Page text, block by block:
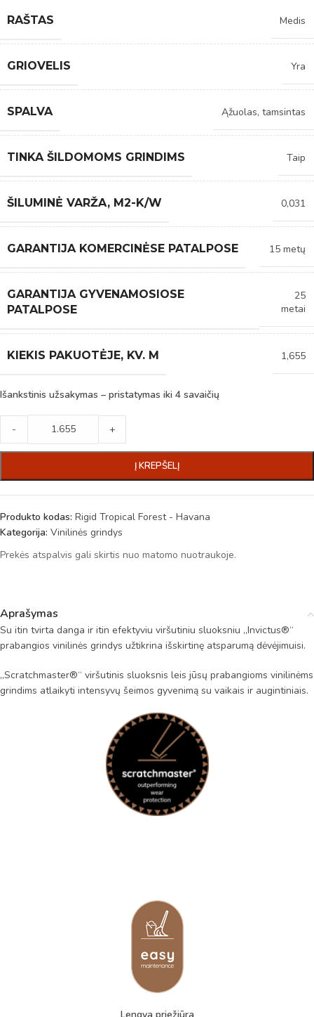
RAŠTAS Medis
GRIOVELIS Yra
SPALVA Ąžuolas, tamsintas
TINKA ŠILDOMOMS GRINDIMS Taip
ŠILUMINĖ VARŽA, M2-K/W 0,031
GARANTIJA KOMERCINĖSE PATALPOSE 15 metų
GARANTIJA GYVENAMOSIOSE
PATALPOSE
25
metai
KIEKIS PAKUOTĖJE, KV. M 1,655
Išankstinis užsakymas – pristatymas iki 4 savaičių
- +
Į KREPŠELĮ
Produkto kodas: Rigid Tropical Forest - Havana
Kategorija: Vinilinės grindys
Prekės atspalvis gali skirtis nuo matomo nuotraukoje.
Aprašymas
Su itin tvirta danga ir itin efektyviu viršutiniu sluoksniu „Invictus®“
prabangios vinilinės grindys užtikrina išskirtinę atsparumą dėvėjimuisi.
„Scratchmaster®“ viršutinis sluoksnis leis jūsų prabangioms vinilinėms
grindims atlaikyti intensyvų šeimos gyvenimą su vaikais ir augintiniais.